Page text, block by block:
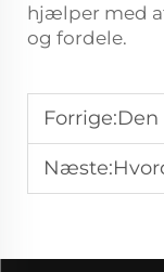
hjælper med
og fordele.
Forrige:Den mest
Næste:Hvordan